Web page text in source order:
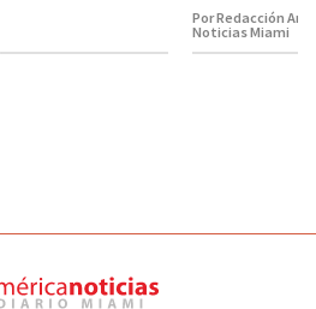
Por Redacción
Noticias Miami